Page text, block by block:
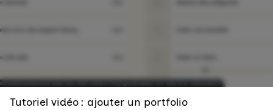
Tutoriel vidéo : ajouter un portfolio